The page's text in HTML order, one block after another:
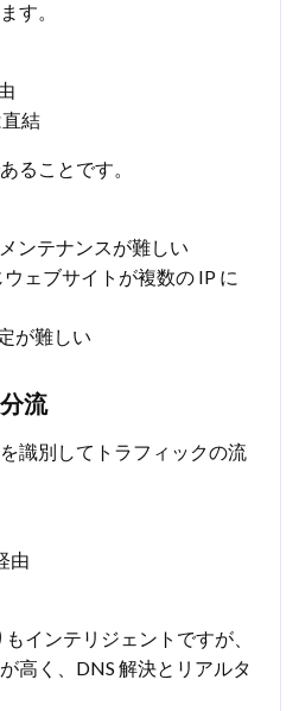
す。
結
ることです。
ンテナンスが難しい
ェブサイトが複数の IP に
が難しい
流
識別してトラフィックの流
由
インテリジェントですが、
高く、DNS 解決とリアルタ